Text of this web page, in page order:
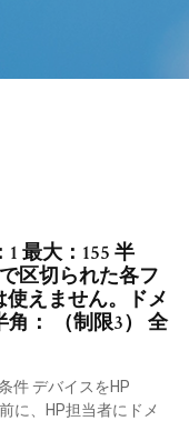
最大：155 半
区切られた各フ
使えません。ドメ
角： （制限3） 全
件 デバイスをHP
に、HP担当者にドメ